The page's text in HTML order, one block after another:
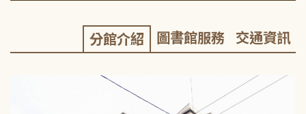
分館介紹 圖書館服務 交通資訊